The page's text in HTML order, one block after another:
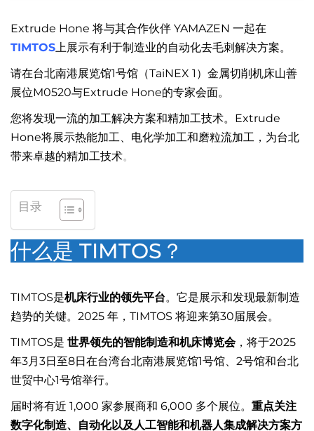
Extrude Hone 将与其合作伙伴 YAMAZEN 一起在
TIMTOS 上展示有利于制造业的自动化去毛刺解决方案。
请在台北南港展览馆1号馆（TaiNEX 1）金属切削机床山善
展位M0520与Extrude Hone的专家会面。
您将发现一流的加工解决方案和精加工技术。Extrude
Hone将展示热能加工、电化学加工和磨粒流加工，为台北
带来卓越的精加工技术。
目录
什么是 TIMTOS？
TIMTOS是机床行业的领先平台。它是展示和发现最新制造
趋势的关键。2025 年，TIMTOS 将迎来第30届展会。
TIMTOS是 世界领先的智能制造和机床博览会，将于2025
年3月3日至8日在台湾台北南港展览馆1号馆、2号馆和台北
世贸中心1号馆举行。
届时将有近 1,000 家参展商和 6,000 多个展位。 重点关注
数字化制造、自动化以及人工智能和机器人集成解决方案方